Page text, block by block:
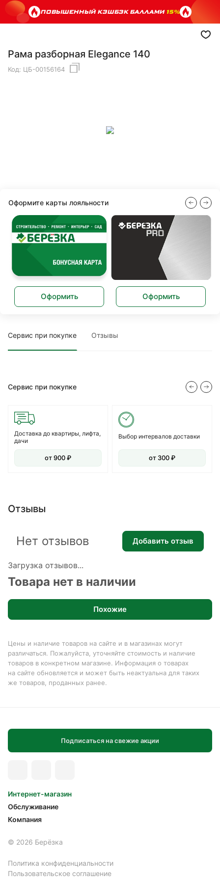
ПОВЫШЕННЫЙ КЭШБЭК БАЛЛАМИ15%
Рама разборная Elegance 140
Код: ЦБ-00156164
Оформите карты лояльности
Оформить Оформить
Сервис при покупке Отзывы
Сервис при покупке
Доставка до квартиры, лифта,
дачи
от 900 ₽
Выбор интервалов доставки
от 300 ₽
Отзывы
Загрузка отзывов...
Нет отзывов Добавить отзыв
Товара нет в наличии
Похожие
Цены и наличие товаров на сайте и в магазинах могут
различаться. Пожалуйста, уточняйте стоимость и наличие
товаров в конкретном магазине. Информация о товарах
на сайте обновляется и может быть неактуальна для таких
же товаров, проданных ранее.
Подписаться на свежие акции
Интернет-магазин
Обслуживание
Компания
© 2026 Берёзка
Политика конфиденциальности
Пользовательское соглашение